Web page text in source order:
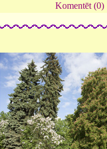
Komentēt (0)